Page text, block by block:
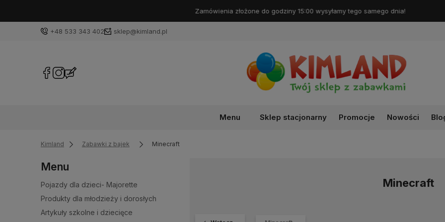
Darmowa dostawa od 99 zł!
+48 533 343 402 sklep@kimland.pl
Menu Sklep stacjonarny Promocje Nowości
Kimland Zabawki z bajek Minecraft
Menu
Pojazdy dla dzieci- Majorette
Produkty dla młodzieży i dorosłych
Artykuły szkolne i dziecięce
Minecraft